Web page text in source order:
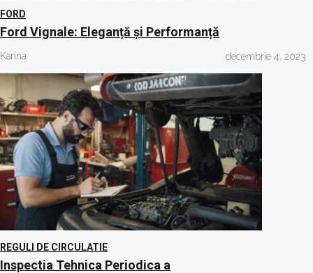
FORD
Ford Vignale: Eleganță și Performanță
Karina decembrie 4, 2023
REGULI DE CIRCULATIE
Inspectia Tehnica Periodica a